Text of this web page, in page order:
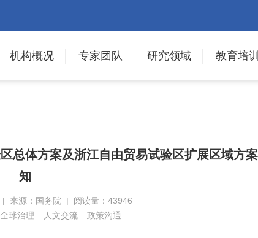
机构概况 专家团队 研究领域 教育培训
总体方案及浙江自由贸易试验区扩展区域方
知
| 来源：国务院 | 阅读量：43946
全球治理 人文交流 政策沟通